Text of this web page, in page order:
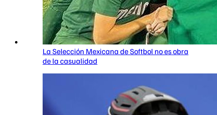
La Selección Mexicana de Softbol no es obra
de la casualidad